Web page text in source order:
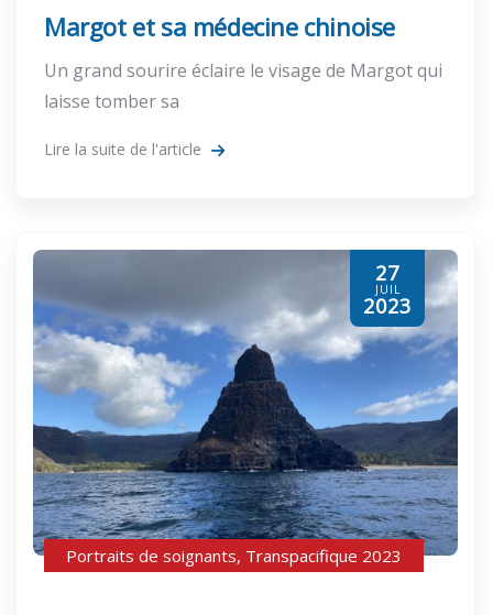
Margot et sa médecine chinoise
Un grand sourire éclaire le visage de Margot qui
laisse tomber sa
Lire la suite de l'article
27
JUIL
2023
Portraits de soignants, Transpacifique 2023